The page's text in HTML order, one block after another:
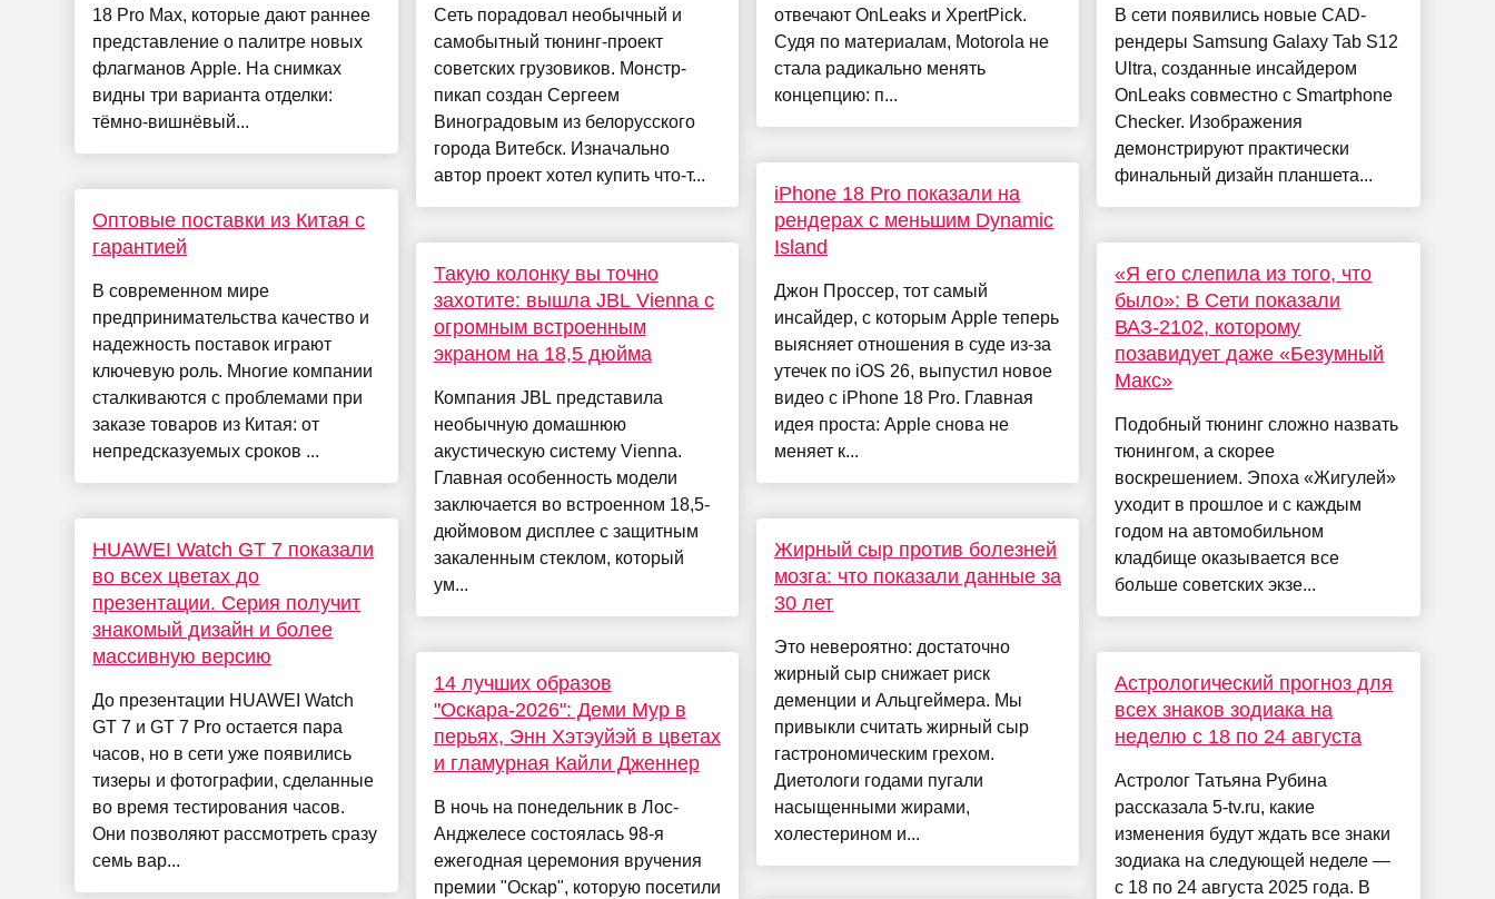
18 Pro Max, которые дают раннее
представление о палитре новых
флагманов Apple. На снимках
видны три варианта отделки:
тёмно-вишнёвый...
Оптовые поставки из Китая с
гарантией
В современном мире
предпринимательства качество и
надежность поставок играют
ключевую роль. Многие компании
сталкиваются с проблемами при
заказе товаров из Китая: от
непредсказуемых сроков ...
HUAWEI Watch GT 7 показали
во всех цветах до
презентации. Серия получит
знакомый дизайн и более
массивную версию
До презентации HUAWEI Watch
GT 7 и GT 7 Pro остается пара
часов, но в сети уже появились
тизеры и фотографии, сделанные
во время тестирования часов.
Они позволяют рассмотреть сразу
семь вар...
Сеть порадовал необычный и
самобытный тюнинг-проект
советских грузовиков. Монстр-
пикап создан Сергеем
Виноградовым из белорусского
города Витебск. Изначально
автор проект хотел купить что-т...
Такую колонку вы точно
захотите: вышла JBL Vienna с
огромным встроенным
экраном на 18,5 дюйма
Компания JBL представила
необычную домашнюю
акустическую систему Vienna.
Главная особенность модели
заключается во встроенном 18,5-
дюймовом дисплее с защитным
закаленным стеклом, который
ум...
14 лучших образов
"Оскара-2026": Деми Мур в
перьях, Энн Хэтэуйэй в цветах
и гламурная Кайли Дженнер
В ночь на понедельник в Лос-
Анджелесе состоялась 98-я
ежегодная церемония вручения
премии "Оскар", которую посетили
отвечают OnLeaks и XpertPick.
Судя по материалам, Motorola не
стала радикально менять
концепцию: п...
iPhone 18 Pro показали на
рендерах с меньшим Dynamic
Island
Джон Проссер, тот самый
инсайдер, с которым Apple теперь
выясняет отношения в суде из-за
утечек по iOS 26, выпустил новое
видео с iPhone 18 Pro. Главная
идея проста: Apple снова не
меняет к...
Жирный сыр против болезней
мозга: что показали данные за
30 лет
Это невероятно: достаточно
жирный сыр снижает риск
деменции и Альцгеймера. Мы
привыкли считать жирный сыр
гастрономическим грехом.
Диетологи годами пугали
насыщенными жирами,
холестерином и...
В сети появились новые CAD-
рендеры Samsung Galaxy Tab S12
Ultra, созданные инсайдером
OnLeaks совместно с Smartphone
Checker. Изображения
демонстрируют практически
финальный дизайн планшета...
«Я его слепила из того, что
было»: В Сети показали
ВАЗ-2102, которому
позавидует даже «Безумный
Макс»
Подобный тюнинг сложно назвать
тюнингом, а скорее
воскрешением. Эпоха «Жигулей»
уходит в прошлое и с каждым
годом на автомобильном
кладбище оказывается все
больше советских экзе...
Астрологический прогноз для
всех знаков зодиака на
неделю с 18 по 24 августа
Астролог Татьяна Рубина
рассказала 5-tv.ru, какие
изменения будут ждать все знаки
зодиака на следующей неделе —
с 18 по 24 августа 2025 года. В